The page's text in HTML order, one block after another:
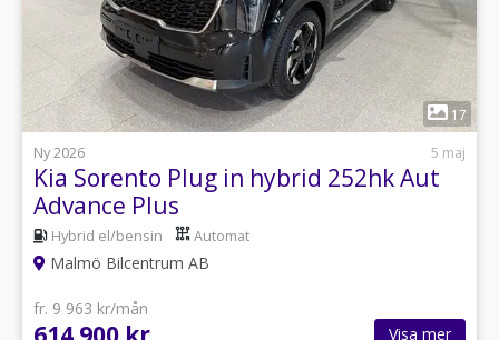
1
17
Ny 2026
5 maj
Kia Sorento Plug in hybrid 252hk Aut
Advance Plus
Hybrid el/bensin Automat
Malmö Bilcentrum AB
fr. 9 963 kr/mån
Visa mer